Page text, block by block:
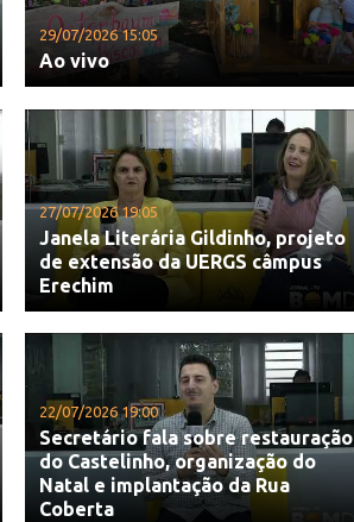
29/07/2026 15:05
Ao vivo
27/07/2026 19:05
Janela Literária Gildinho, projeto
de extensão da UERGS câmpus
Erechim
22/07/2026 19:00
Secretário fala sobre restauração
do Castelinho, organização do
Natal e implantação da Rua
Coberta